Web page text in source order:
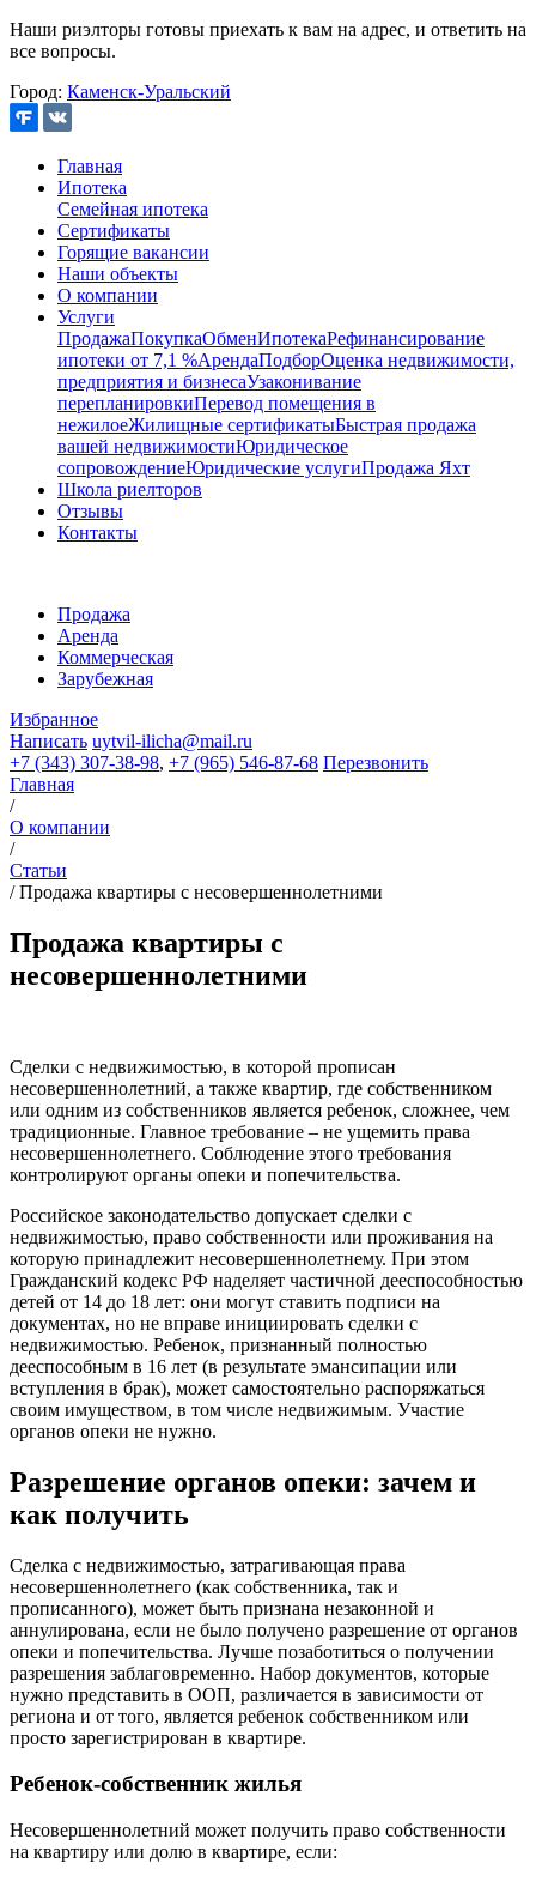
Наши риэлторы готовы приехать к вам на адрес, и ответить на
все вопросы.
Город: Каменск-Уральский
Главная
Ипотека
Семейная ипотека
Сертификаты
Горящие вакансии
Наши объекты
О компании
Услуги
ПродажаПокупкаОбменИпотекаРефинансирование
ипотеки от 7,1 %АрендаПодборОценка недвижимости,
предприятия и бизнесаУзаконивание
перепланировкиПеревод помещения в
нежилоеЖилищные сертификатыБыстрая продажа
вашей недвижимостиЮридическое
сопровождениеЮридические услугиПродажа Яхт
Школа риелторов
Отзывы
Контакты
Продажа
Аренда
Коммерческая
Зарубежная
Избранное
Написать uytvil-ilicha@mail.ru
+7 (343) 307-38-98, +7 (965) 546-87-68 Перезвонить
Главная
/
О компании
/
Статьи
/Продажа квартиры с несовершеннолетними
Продажа квартиры с
несовершеннолетними
Сделки с недвижимостью, в которой прописан
несовершеннолетний, а также квартир, где собственником
или одним из собственников является ребенок, сложнее, чем
традиционные. Главное требование – не ущемить права
несовершеннолетнего. Соблюдение этого требования
контролируют органы опеки и попечительства.
Российское законодательство допускает сделки с
недвижимостью, право собственности или проживания на
которую принадлежит несовершеннолетнему. При этом
Гражданский кодекс РФ наделяет частичной дееспособностью
детей от 14 до 18 лет: они могут ставить подписи на
документах, но не вправе инициировать сделки с
недвижимостью. Ребенок, признанный полностью
дееспособным в 16 лет (в результате эмансипации или
вступления в брак), может самостоятельно распоряжаться
своим имуществом, в том числе недвижимым. Участие
органов опеки не нужно.
Разрешение органов опеки: зачем и
как получить
Сделка с недвижимостью, затрагивающая права
несовершеннолетнего (как собственника, так и
прописанного), может быть признана незаконной и
аннулирована, если не было получено разрешение от органов
опеки и попечительства. Лучше позаботиться о получении
разрешения заблаговременно. Набор документов, которые
нужно представить в ООП, различается в зависимости от
региона и от того, является ребенок собственником или
просто зарегистрирован в квартире.
Ребенок-собственник жилья
Несовершеннолетний может получить право собственности
на квартиру или долю в квартире, если: